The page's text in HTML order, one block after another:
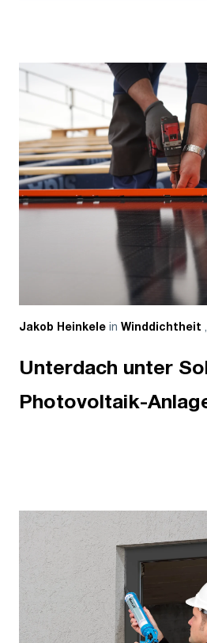
Jakob Heinkele in Winddichtheit ,
Unterdach unter
Photovoltaik-